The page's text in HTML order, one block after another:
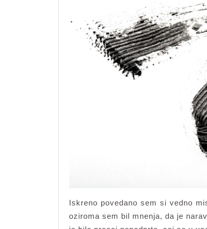
Iskreno povedano sem si vedno
oziroma sem bil mnenja, da je